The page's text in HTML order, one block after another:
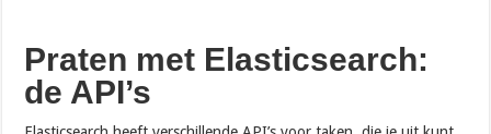
Praten met Elasticsearch:
de API’s